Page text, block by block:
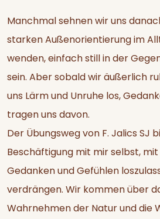
Manchmal sehnen wir uns
starken Außenorientierung im
wenden, einfach still in der
sein. Aber sobald wir äußerlich
uns Lärm und Unruhe los,
tragen uns davon.
Der Übungsweg von F. Jalics SJ
Beschäftigung mit mir selbst,
Gedanken und Gefühlen
verdrängen. Wir kommen über
Wahrnehmen der Natur und die